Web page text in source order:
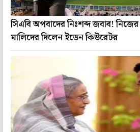
সিএবি অপবাদের নিঃশব্দ জবাব!
মালিদের দিলেন ইডেন কিউরেটর